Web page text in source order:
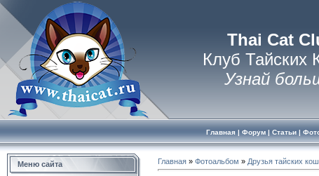
Thai Cat
Клуб Тайских
Узнай
Главная| Форум| Статьи|
Меню сайта Главная » Фотоальбом » Друзья тайских